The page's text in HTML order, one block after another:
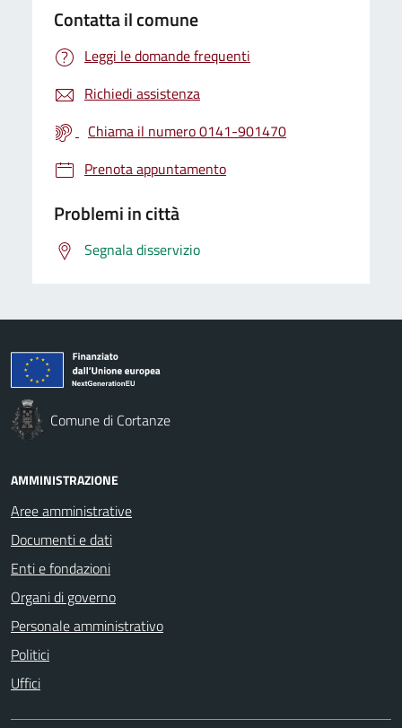
Contatta il comune
Leggi le domande frequenti
Richiedi assistenza
Chiama il numero 0141-901470
Prenota appuntamento
Problemi in città
Segnala disservizio
Comune di Cortanze
AMMINISTRAZIONE
Aree amministrative
Documenti e dati
Enti e fondazioni
Organi di governo
Personale amministrativo
Politici
Uffici